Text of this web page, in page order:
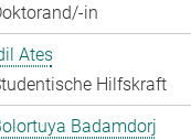
in
Ates
Hilfskraft
Badamdorj